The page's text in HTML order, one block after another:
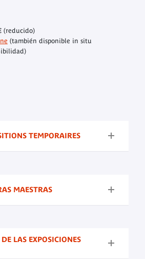
(reducido)
(también disponible in situ
TEMPORAIRES
MAESTRAS
LAS EXPOSICIONES